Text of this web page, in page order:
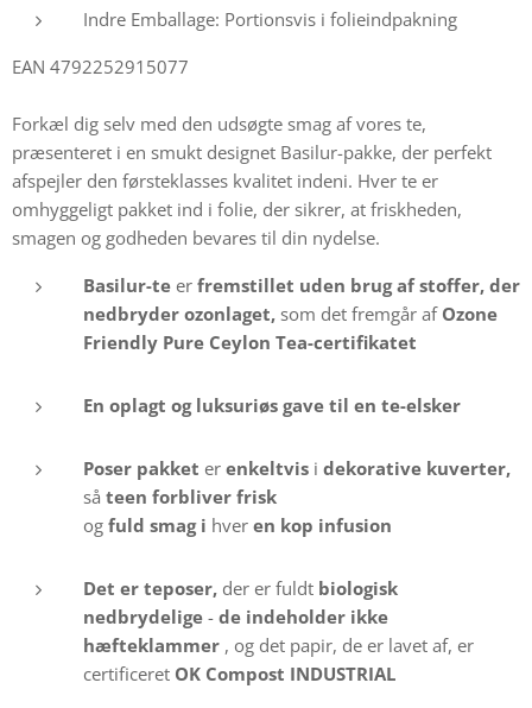
Indre Emballage: Portionsvis i folieindpakning
EAN 4792252915077
Forkæl dig selv med den udsøgte smag af vores te,
præsenteret i en smukt designet Basilur-pakke, der perfekt
afspejler den førsteklasses kvalitet indeni. Hver te er
omhyggeligt pakket ind i folie, der sikrer, at friskheden,
smagen og godheden bevares til din nydelse.
Basilur-te er fremstillet uden brug af stoffer, der
nedbryder ozonlaget, som det fremgår af Ozone
Friendly Pure Ceylon Tea-certifikatet
En oplagt og luksuriøs gave til en te-elsker
Poser pakket er enkeltvis i dekorative kuverter,
så teen forbliver frisk
og fuld smag i hver en kop infusion
Det er teposer, der er fuldt biologisk
nedbrydelige - de indeholder ikke
hæfteklammer , og det papir, de er lavet af, er
certificeret OK Compost INDUSTRIAL